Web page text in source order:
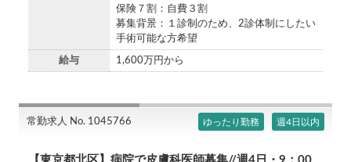
保険７割：自費３割
募集背景：１診制のため、2診体制にしたい
手術可能な方希望
給与 1,600万円から
常勤求人 No. 1045766 ゆったり勤務 週4日以内